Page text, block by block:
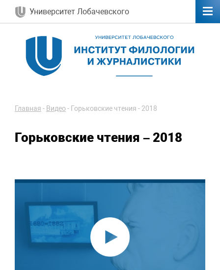
Университет Лобачевского
Главная - Видео - Горьковские чтения - 2018
Горьковские чтения – 2018